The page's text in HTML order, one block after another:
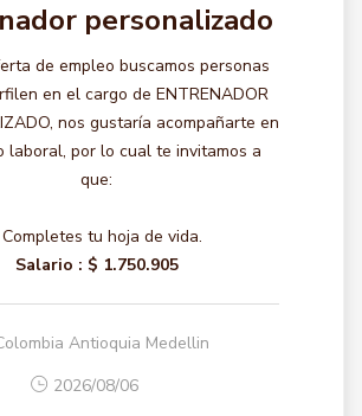
personalizado
de empleo buscamos personas
en el cargo de ENTRENADOR
nos gustaría acompañarte en
laboral, por lo cual te invitamos a
que:
tu hoja de vida.
Salario : $ 1.750.905
Antioquia Medellin
2026/08/06